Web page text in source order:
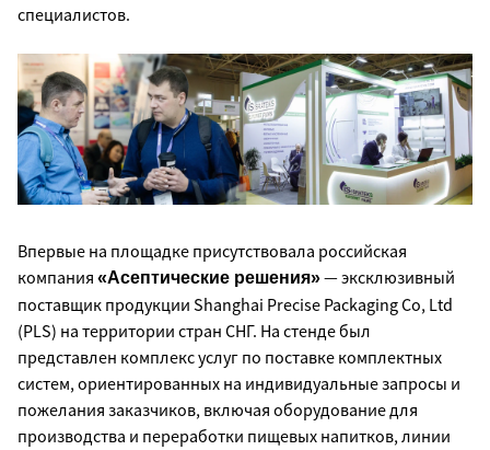
специалистов.
Впервые на площадке присутствовала российская
компания «Асептические решения»— эксклюзивный
поставщик продукции Shanghai Precise Packaging Co, Ltd
(PLS) на территории стран СНГ. На стенде был
представлен комплекс услуг по поставке комплектных
систем, ориентированных на индивидуальные запросы и
пожелания заказчиков, включая оборудование для
производства и переработки пищевых напитков, линии